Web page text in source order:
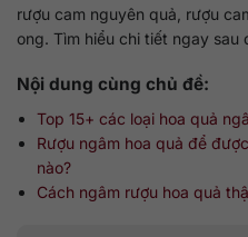
rượu cam nguyên quả, rượu
ong. Tìm hiểu chi tiết ngay sau
Nội dung cùng chủ đề:
Top 15+ các loại hoa quả
Rượu ngâm hoa quả để
nào?
Cách ngâm rượu hoa quả